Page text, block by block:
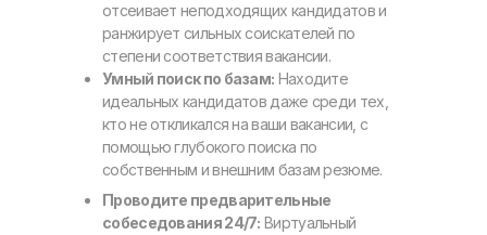
отсеивает неподходящих кандидатов и
ранжирует сильных соискателей по
степени соответствия вакансии.
Умный поиск по базам: Находите
идеальных кандидатов даже среди тех,
кто не откликался на ваши вакансии, с
помощью глубокого поиска по
собственным и внешним базам резюме.
Проводите предварительные
собеседования 24/7: Виртуальный